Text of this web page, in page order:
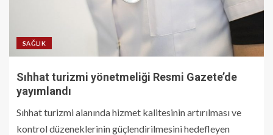
SAĞLIK
Sıhhat turizmi yönetmeliği Resmi Gazete’de
yayımlandı
Sıhhat turizmi alanında hizmet kalitesinin artırılması ve
kontrol düzeneklerinin güçlendirilmesini hedefleyen